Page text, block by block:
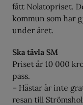
fått Nolatopriset.
kommun som har
under året.
Ska tävla SM
Priset är 10 000
pass.
– Hästar är inte
resan till